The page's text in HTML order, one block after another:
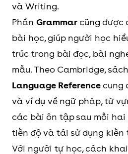
Reading Phần
Complete
tập trung
thuật có độ
hợp với
nâng band.
nhiều dạng
trong IELTS
và Writing.
Phần Grammar cũng được
bài học, giúp người học
trúc trong bài đọc, bài
mẫu. Theo Cambridge,
Language Reference cung
và ví dụ về ngữ pháp, từ
các bài ôn tập sau mỗi
tiến độ và tái sử dụng kiến
Với người tự học, cách